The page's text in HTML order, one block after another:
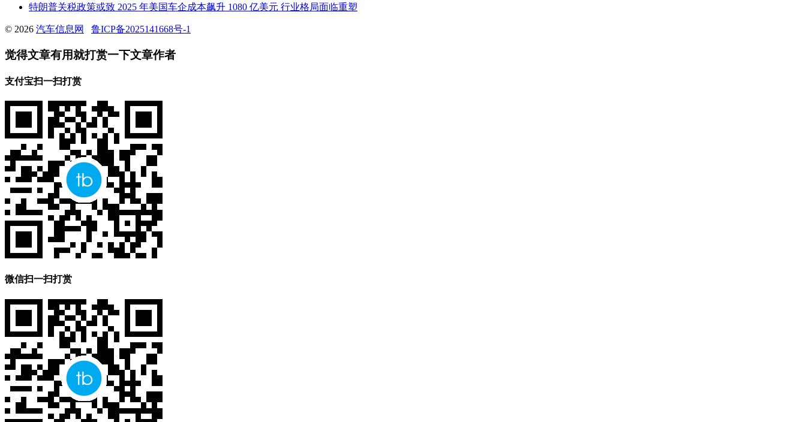
特朗普关税政策或致 2025 年美国车企成本飙升 1080 亿美元 行业格局面临重塑
© 2026 汽车信息网 鲁ICP备2025141668号-1
觉得文章有用就打赏一下文章作者
支付宝扫一扫打赏
微信扫一扫打赏